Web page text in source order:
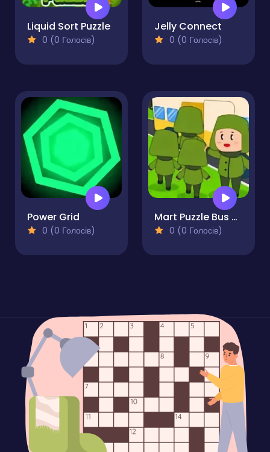
Liquid Sort Puzzle
0 (0 Голосів)
Jelly Connect
0 (0 Голосів)
Power Grid
0 (0 Голосів)
Mart Puzzle Bus Jam
0 (0 Голосів)